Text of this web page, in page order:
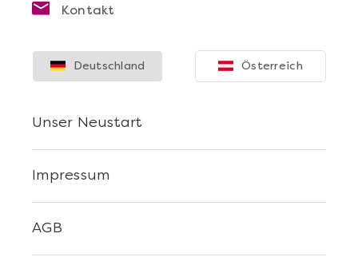
Mehr anzeigen
Kontakt
AGB
Impressum
Unser Neustart
Deutschland Österreich